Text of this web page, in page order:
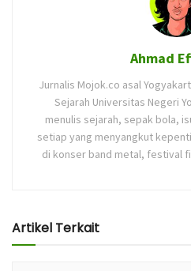
Ahmad
Jurnalis Mojok.co asal
Sejarah Universitas Negeri
menulis sejarah, sepak bola,
setiap yang menyangkut
di konser band metal, festival
Artikel Terkait